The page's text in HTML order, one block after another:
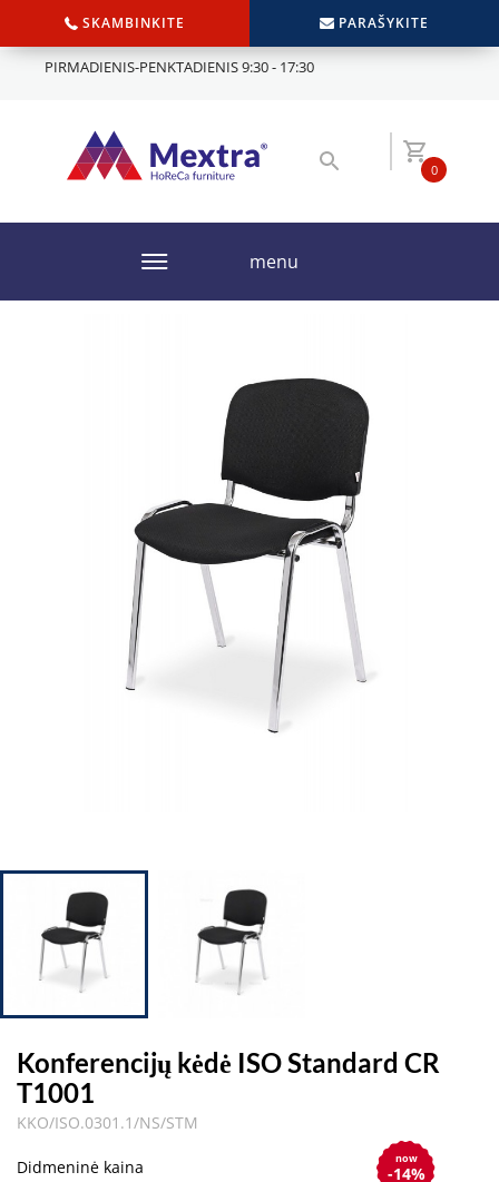
SKAMBINKITE PARAŠYKITE
PIRMADIENIS-PENKTADIENIS 9:30 - 17:30
0
menu
Konferencijų kėdė ISO Standard CR
T1001
KKO/ISO.0301.1/NS/STM
Didmeninė kaina now
-14%